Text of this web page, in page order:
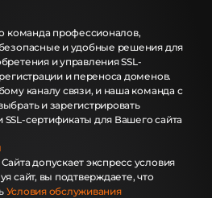
команда профессионалов,
и удобные решения для
и управления SSL-
и переноса доменов.
каналу связи, и наша команда с
и зарегистрировать
сертификаты для Вашего сайта
допускает экспресс условия
сайт, вы подтверждаете, что
Условия обслуживания